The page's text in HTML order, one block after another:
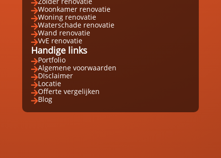

Woonkamer renovatie
Woning renovatie
Waterschade renovatie
Wand renovatie
VvE renovatie
Handige links
Portfolio
Algemene voorwaarden
DIsclaimer
Locatie
Offerte vergelijken
Blog